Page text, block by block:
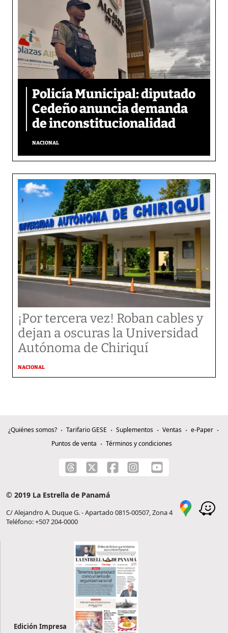
Policía Municipal: diputado
Cedeño anuncia demanda
de inconstitucionalidad
NACIONAL
¡Por tercera vez! Roban cables y
dejan a oscuras la Universidad
Autónoma de Chiriquí
NACIONAL
¿Quiénes somos? Tarifario GESE Suplementos Ventas
e-Paper
Puntos de venta
Términos y condiciones
© 2019 La Estrella de Panamá
C/ Alejandro A. Duque G. - Apartado 0815-00507, Zona 4
Teléfono: +507 204-0000
Edición Impresa